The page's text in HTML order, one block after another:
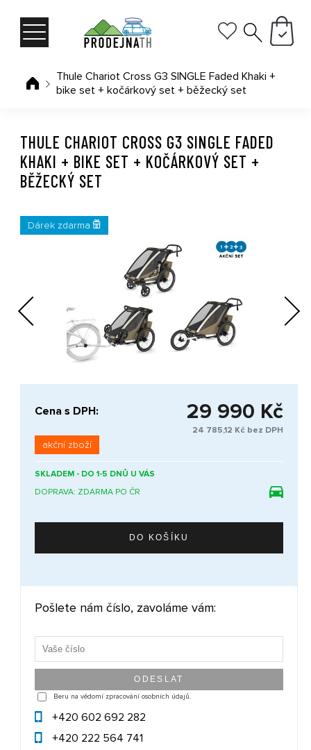
Thule Chariot Cross G3 SINGLE Faded Khaki +
bike set + kočárkový set + běžecký set
Dárek zdarma
Previous Next
THULE CHARIOT CROSS G3 SINGLE FADED
KHAKI + BIKE SET + KOČÁRKOVÝ SET +
BĚŽECKÝ SET
Cena s DPH: 29 990 Kč
24 785,12 Kč bez DPH
akční zboží
SKLADEM - DO 1-5 DNŮ U VÁS
DOPRAVA: ZDARMA PO ČR
Pošlete nám číslo, zavoláme vám:
Beru na vědomí zpracování osobních údajů.
+420 602 692 282
+420 222 564 741